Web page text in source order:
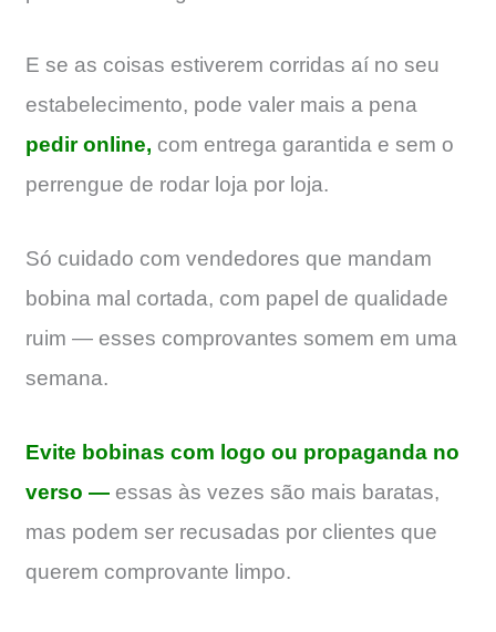
E se as coisas estiverem corridas aí no seu
estabelecimento, pode valer mais a pena
pedir online, com entrega garantida e sem o
perrengue de rodar loja por loja.
Só cuidado com vendedores que mandam
bobina mal cortada, com papel de qualidade
ruim — esses comprovantes somem em uma
semana.
Evite bobinas com logo ou propaganda no
verso — essas às vezes são mais baratas,
mas podem ser recusadas por clientes que
querem comprovante limpo.